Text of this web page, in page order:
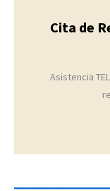
Cita de
Asistencia